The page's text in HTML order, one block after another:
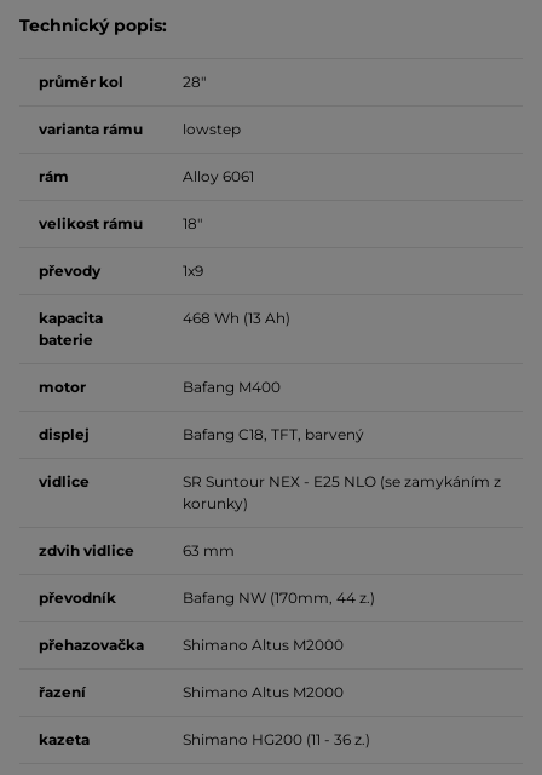
Technický popis:
průměr kol 28"
varianta rámu lowstep
rám Alloy 6061
velikost rámu 18"
převody 1x9
kapacita
baterie
468 Wh (13 Ah)
motor Bafang M400
displej Bafang C18, TFT, barvený
vidlice
SR Suntour NEX - E25 NLO (se zamykáním z
korunky)
zdvih vidlice 63 mm
převodník Bafang NW (170mm, 44 z.)
přehazovačka Shimano Altus M2000
řazení Shimano Altus M2000
kazeta Shimano HG200 (11 - 36 z.)